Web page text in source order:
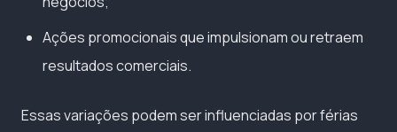
Ações promocionais que impulsionam ou retraem
resultados comerciais.
Essas variações podem ser influenciadas por férias